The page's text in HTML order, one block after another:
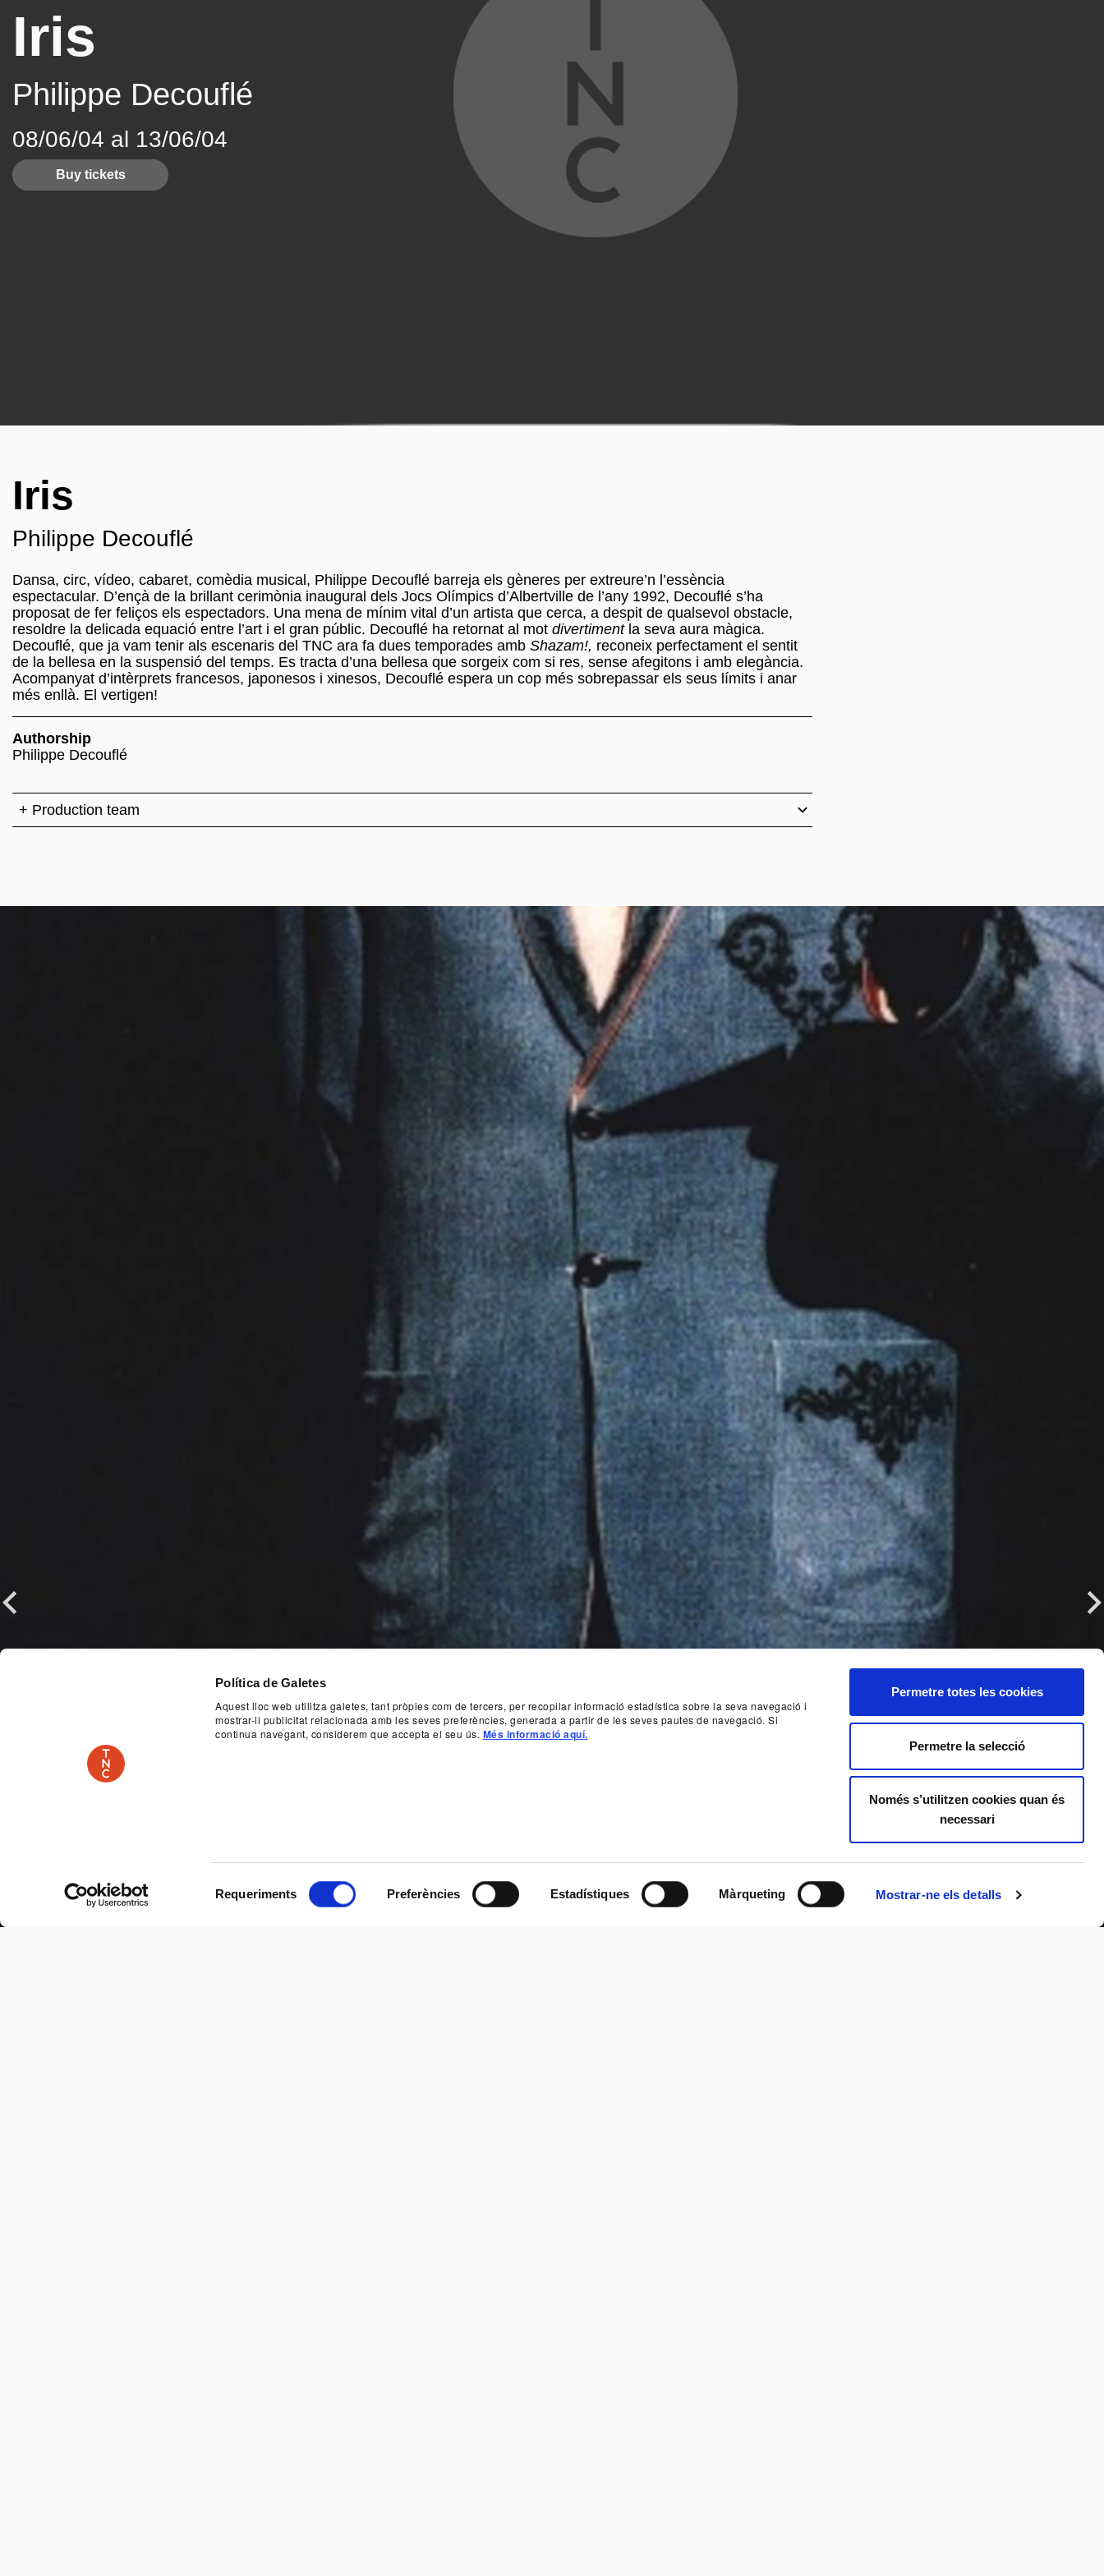
Política de Galetes
Aquest lloc web utilitza galetes, tant pròpies com de tercers, per recopilar informació estadística sobre la seva navegació i
mostrar-li publicitat relacionada amb les seves preferències, generada a partir de les seves pautes de navegació. Si
continua navegant, considerem que accepta el seu ús. Més informació aquí.
Requeriments Preferències Estadístiques Màrqueting Mostrar-ne els detalls
Permetre totes les cookies
Permetre la selecció
Només s’utilitzen cookies quan és
necessari
Iris
Philippe Decouflé
08/06/04 al 13/06/04
Buy tickets
Iris
Philippe Decouflé
Dansa, circ, vídeo, cabaret, comèdia musical, Philippe Decouflé barreja els gèneres per extreure’n l’essència
espectacular. D’ençà de la brillant cerimònia inaugural dels Jocs Olímpics d’Albertville de l’any 1992, Decouflé s’ha
proposat de fer feliços els espectadors. Una mena de mínim vital d’un artista que cerca, a despit de qualsevol obstacle,
resoldre la delicada equació entre l’art i el gran públic. Decouflé ha retornat al mot divertimentla seva aura màgica.
Decouflé, que ja vam tenir als escenaris del TNC ara fa dues temporades amb Shazam!, reconeix perfectament el sentit
de la bellesa en la suspensió del temps. Es tracta d’una bellesa que sorgeix com si res, sense afegitons i amb elegància.
Acompanyat d’intèrprets francesos, japonesos i xinesos, Decouflé espera un cop més sobrepassar els seus límits i anar
més enllà. El vertigen!
Authorship
Philippe Decouflé
+ Production team
Next